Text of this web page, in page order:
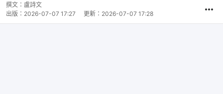
撰文： 盧詩文
出版： 2026-07-07 17:27 更新： 2026-07-07 17:28